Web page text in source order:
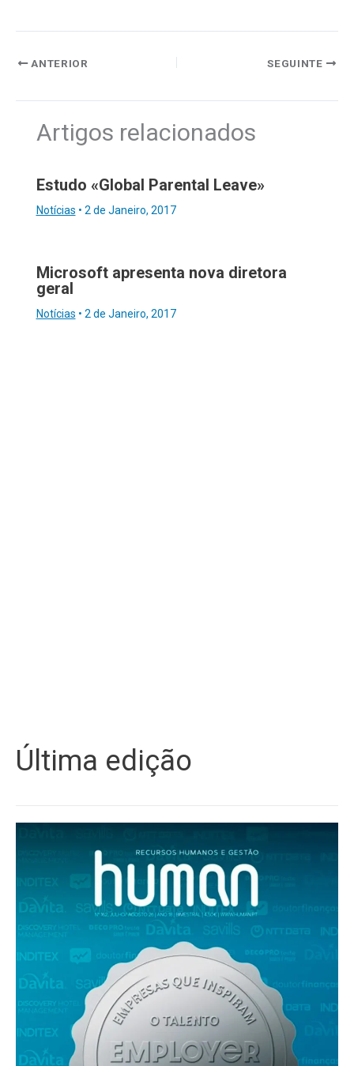
ANTERIOR SEGUINTE
Artigos relacionados
Estudo «Global Parental Leave»
Notícias • 2 de Janeiro, 2017
Microsoft apresenta nova diretora
geral
Notícias • 2 de Janeiro, 2017
Última edição